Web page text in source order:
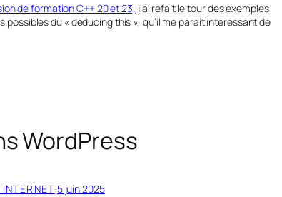
de formation C++ 20 et 23, j’ai refait le tour des exemples
possibles du « deducing this », qu’il me parait intéressant de
WordPress
·5 juin 2025